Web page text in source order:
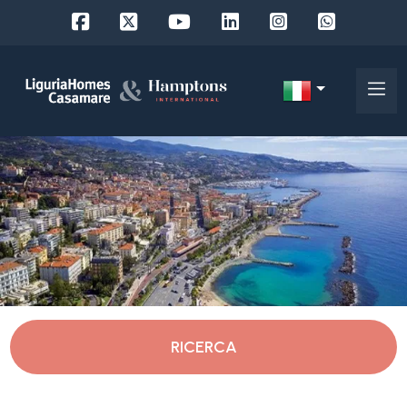
RICERCA
EN
FR
DE
RU
Chi
siamo
I
Scegli
dove
cercare
Imperia
Vallecrosia